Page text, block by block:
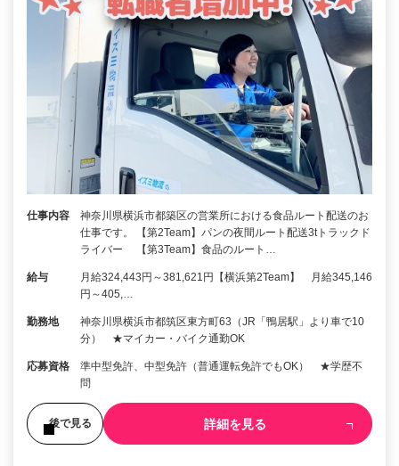
仕事内容
神奈川県横浜市都築区の営業所における食品ルート配送のお
仕事です。 【第2Team】パンの夜間ルート配送3tトラックド
ライバー 【第3Team】食品のルート…
給与
月給324,443円～381,621円【横浜第2Team】 月給345,146
円～405,…
勤務地
神奈川県横浜市都筑区東方町63（JR「鴨居駅」より車で10
分） ★マイカー・バイク通勤OK
応募資格
準中型免許、中型免許（普通運転免許でもOK） ★学歴不
問
後で見る 詳細を見る